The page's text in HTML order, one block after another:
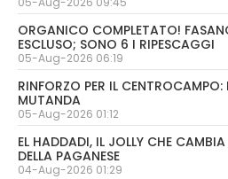
ORGANICO COMPLETATO!
ESCLUSO; SONO 6 I RIPESCAGGI
05-Aug-2026 06:19
RINFORZO PER IL
MUTANDA
05-Aug-2026 01:12
EL HADDADI, IL JOLLY CHE
DELLA PAGANESE
04-Aug-2026 01:29